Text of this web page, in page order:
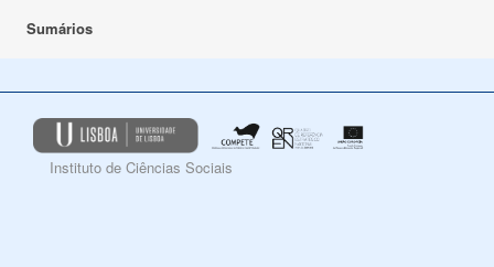
Sumários
Instituto de Ciências Sociais